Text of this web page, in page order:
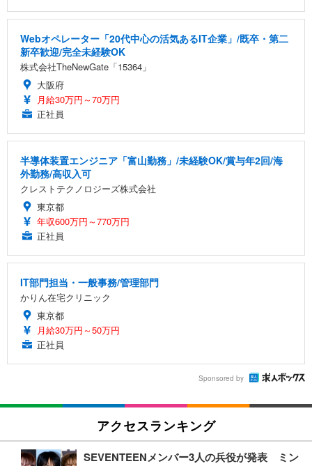
Webオペレーター「20代中心の活気あるIT企業」/既卒・第二
新卒歓迎/完全未経験OK
株式会社TheNewGate「15364」
大阪府
月給30万円～70万円
正社員
半導体装置エンジニア「富山勤務」/未経験OK/賞与年2回/海
外勤務/高収入可
クレストテクノロジーズ株式会社
東京都
年収600万円～770万円
正社員
IT部門担当・一般事務/管理部門
かりん在宅クリニック
東京都
月給30万円～50万円
正社員
Sponsored by
アクセスランキング
SEVENTEENメンバー3人の兵役が発表 ミン